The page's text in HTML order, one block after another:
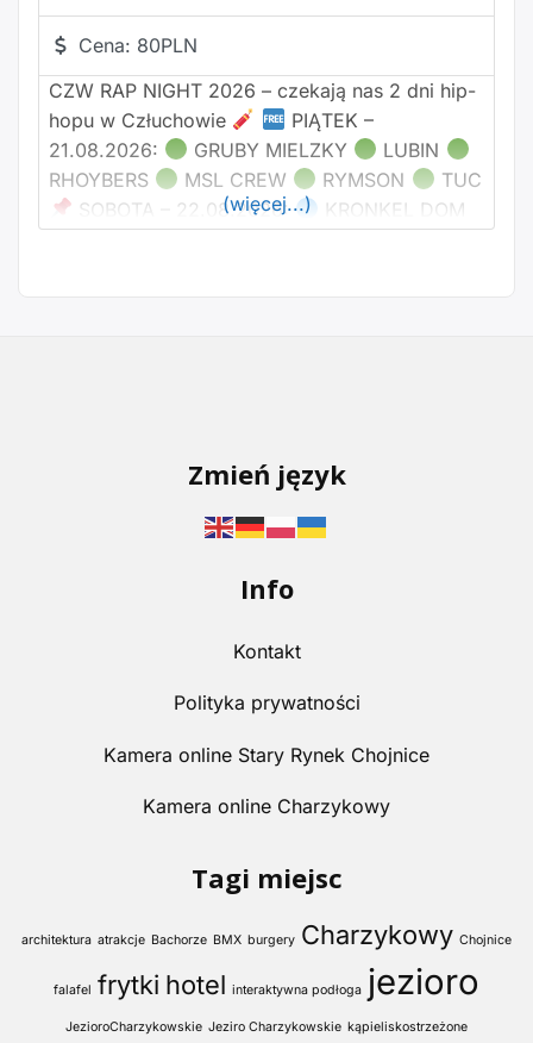
Cena: 80PLN
CZW RAP NIGHT 2026 – czekają nas 2 dni hip-
hopu w Człuchowie
PIĄTEK –
21.08.2026:
GRUBY MIELZKY
LUBIN
RHOYBERS
MSL CREW RYMSON
TUC
SOBOTA – 22.08.2026:
KRONKEL DOM
(więcej...)
Zmień język
Info
Kontakt
Polityka prywatności
Kamera online Stary Rynek Chojnice
Kamera online Charzykowy
Tagi miejsc
architektura atrakcje Bachorze BMX burgery Charzykowy Chojnice
falafel frytki hotel interaktywna podłoga jezioro
JezioroCharzykowskie Jeziro Charzykowskie kąpieliskostrzeżone